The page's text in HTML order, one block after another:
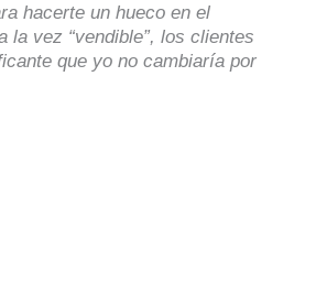
hacerte un hueco en el
la vez “vendible”, los clientes
que yo no cambiaría por